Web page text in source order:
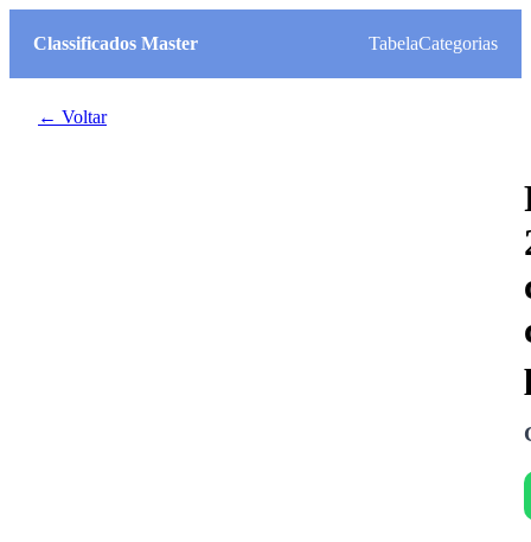
Classificados Master TabelaCategorias
← Voltar